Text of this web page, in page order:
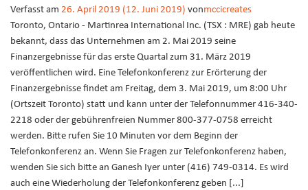
Verfasst am26. April 2019 (12. Juni 2019)vonmccicreates
Toronto, Ontario - Martinrea International Inc. (TSX : MRE) gab heute
bekannt, dass das Unternehmen am 2. Mai 2019 seine
Finanzergebnisse für das erste Quartal zum 31. März 2019
veröffentlichen wird. Eine Telefonkonferenz zur Erörterung der
Finanzergebnisse findet am Freitag, dem 3. Mai 2019, um 8:00 Uhr
(Ortszeit Toronto) statt und kann unter der Telefonnummer 416-340-
2218 oder der gebührenfreien Nummer 800-377-0758 erreicht
werden. Bitte rufen Sie 10 Minuten vor dem Beginn der
Telefonkonferenz an. Wenn Sie Fragen zur Telefonkonferenz haben,
wenden Sie sich bitte an Ganesh Iyer unter (416) 749-0314. Es wird
auch eine Wiederholung der Telefonkonferenz geben [...]